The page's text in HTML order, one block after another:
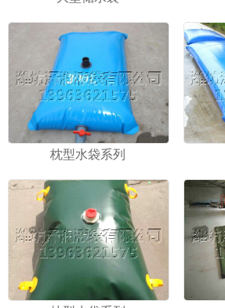
枕型水袋系列